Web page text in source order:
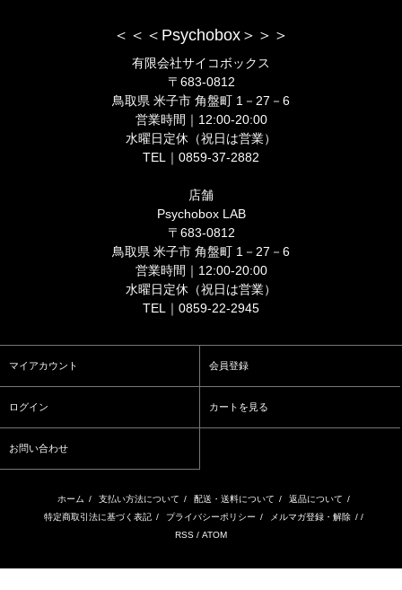
＜＜＜Psychobox＞＞＞
有限会社サイコボックス
〒683-0812
鳥取県 米子市 角盤町 1－27－6
営業時間｜12:00-20:00
水曜日定休（祝日は営業）
TEL｜0859-37-2882
店舗
Psychobox LAB
〒683-0812
鳥取県 米子市 角盤町 1－27－6
営業時間｜12:00-20:00
水曜日定休（祝日は営業）
TEL｜0859-22-2945
マイアカウント 会員登録
ログイン カートを見る
お問い合わせ
ホーム / 支払い方法について / 配送・送料について / 返品について /
特定商取引法に基づく表記 / プライバシーポリシー / メルマガ登録・解除 / /
RSS / ATOM